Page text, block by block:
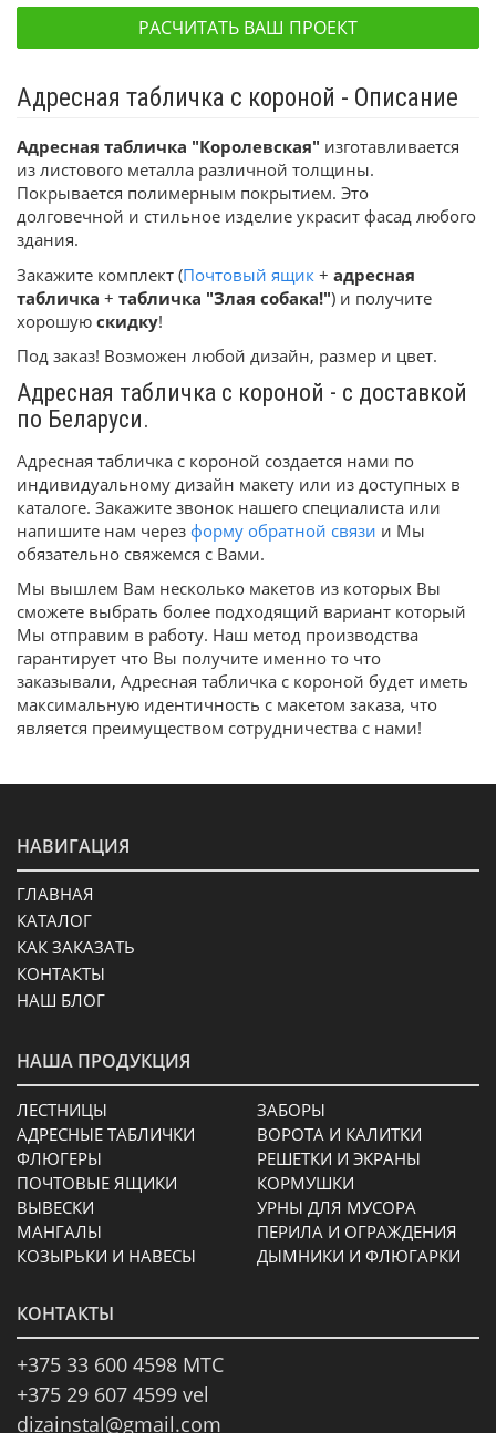
РАСЧИТАТЬ ВАШ ПРОЕКТ
Адресная табличка с короной - Описание
Адресная табличка "Королевская" изготавливается
из листового металла различной толщины.
Покрывается полимерным покрытием. Это
долговечной и стильное изделие украсит фасад любого
здания.
Закажите комплект (Почтовый ящик + адресная
табличка + табличка "Злая собака!") и получите
хорошую скидку!
Под заказ! Возможен любой дизайн, размер и цвет.
Адресная табличка с короной - с доставкой
по Беларуси.
Адресная табличка с короной создается нами по
индивидуальному дизайн макету или из доступных в
каталоге. Закажите звонок нашего специалиста или
напишите нам через форму обратной связи и Мы
обязательно свяжемся с Вами.
Мы вышлем Вам несколько макетов из которых Вы
сможете выбрать более подходящий вариант который
Мы отправим в работу. Наш метод производства
гарантирует что Вы получите именно то что
заказывали, Адресная табличка с короной будет иметь
максимальную идентичность с макетом заказа, что
является преимуществом сотрудничества с нами!
НАВИГАЦИЯ
ГЛАВНАЯ
КАТАЛОГ
КАК ЗАКАЗАТЬ
КОНТАКТЫ
НАШ БЛОГ
НАША ПРОДУКЦИЯ
ЛЕСТНИЦЫ
АДРЕСНЫЕ ТАБЛИЧКИ
ФЛЮГЕРЫ
ПОЧТОВЫЕ ЯЩИКИ
ВЫВЕСКИ
МАНГАЛЫ
КОЗЫРЬКИ И НАВЕСЫ
ЗАБОРЫ
ВОРОТА И КАЛИТКИ
РЕШЕТКИ И ЭКРАНЫ
КОРМУШКИ
УРНЫ ДЛЯ МУСОРА
ПЕРИЛА И ОГРАЖДЕНИЯ
ДЫМНИКИ И ФЛЮГАРКИ
КОНТАКТЫ
+375 33 600 4598 МТС
+375 29 607 4599 vel
dizainstal@gmail.com